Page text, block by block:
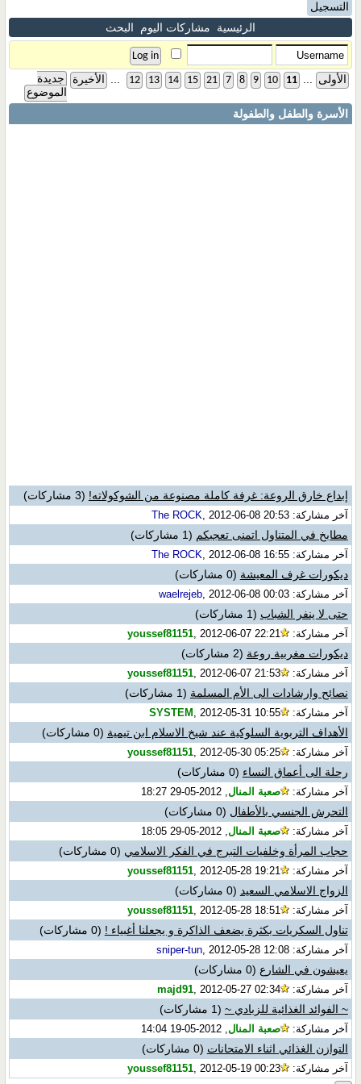
التسجيل
الرئيسية
مشاركات اليوم البحث
الأولى 7 8 9 10 11
12 13 14 15 21 الأخيرة
جديدة
الموضوع
الأسرة والطفل والطفولة
إبداع خارق الروعة: غرفة كاملة مصنوعة من الشوكولاته! (3 مشاركات)
آخر مشاركة: The ROCK, 2012-06-08 20:53
مطابخ في المتناول اتمنى تعجبكم (1 مشاركات)
آخر مشاركة: The ROCK, 2012-06-08 16:55
ديكورات غرف المعيشة (0 مشاركات)
آخر مشاركة: waelrejeb, 2012-06-08 00:03
حتى لا ينفر الشباب (1 مشاركات)
آخر مشاركة: youssef81151, 2012-06-07 22:21
ديكورات مغربية روعة (2 مشاركات)
آخر مشاركة: youssef81151, 2012-06-07 21:53
نصائح وارشادات الى الأم المسلمة (1 مشاركات)
آخر مشاركة: SYSTEM , 2012-05-31 10:55
الأهداف التربوية السلوكية عند شيخ الاسلام ابن تيمية (0 مشاركات)
آخر مشاركة: youssef81151, 2012-05-30 05:25
رحلة الى أعماق النساء (0 مشاركات)
آخر مشاركة: صعبة المنال, 2012-05-29 18:27
التحرش الجنسي بالأطفال (0 مشاركات)
آخر مشاركة: صعبة المنال, 2012-05-29 18:05
حجاب المرأة وخلفيات التبرج في الفكر الاسلامي (0 مشاركات)
آخر مشاركة: youssef81151, 2012-05-28 19:21
الزواج الاسلامي السعيد (0 مشاركات)
آخر مشاركة: youssef81151, 2012-05-28 18:51
تناول السكريات بكثرة يضعف الذاكرة و يجعلنا أغبياء ! (0 مشاركات)
آخر مشاركة: sniper-tun, 2012-05-28 12:08
يعيشون في الشارع (0 مشاركات)
آخر مشاركة: majd91, 2012-05-27 02:34
~ الفوائد الغذائية للزبادي ~ (1 مشاركات)
آخر مشاركة: صعبة المنال, 2012-05-19 14:04
التوازن الغذائي اثناء الامتحانات (0 مشاركات)
آخر مشاركة: youssef81151, 2012-05-19 00:23